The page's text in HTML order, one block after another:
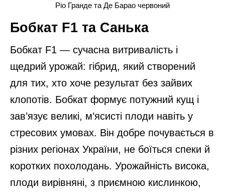
Ріо Гранде та Де Барао червоний
Бобкат F1 та Санька
Бобкат F1 — сучасна витривалість і
щедрий урожай: гібрид, який створений
для тих, хто хоче результат без зайвих
клопотів. Бобкат формує потужний кущ і
зав’язує великі, м’ясисті плоди навіть у
стресових умовах. Він добре почувається в
різних регіонах України, не боїться спеки й
коротких похолодань. Урожайність висока,
плоди вирівняні, з приємною кислинкою,